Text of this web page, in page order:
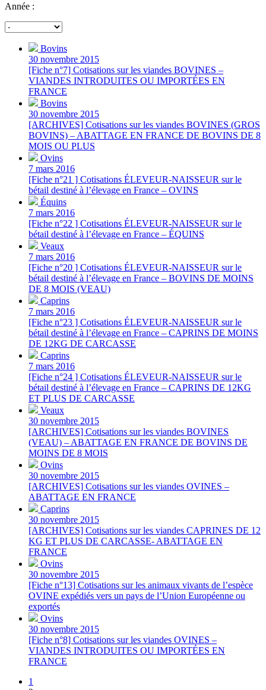
Année :
Bovins
30 novembre 2015
[Fiche n°7] Cotisations sur les viandes BOVINES –
VIANDES INTRODUITES OU IMPORTÉES EN
FRANCE
Bovins
30 novembre 2015
[ARCHIVES] Cotisations sur les viandes BOVINES (GROS
BOVINS) – ABATTAGE EN FRANCE DE BOVINS DE 8
MOIS OU PLUS
Ovins
7 mars 2016
[Fiche n°21 ] Cotisations ÉLEVEUR-NAISSEUR sur le
bétail destiné à l’élevage en France – OVINS
Équins
7 mars 2016
[Fiche n°22 ] Cotisations ÉLEVEUR-NAISSEUR sur le
bétail destiné à l’élevage en France – ÉQUINS
Veaux
7 mars 2016
[Fiche n°20 ] Cotisations ÉLEVEUR-NAISSEUR sur le
bétail destiné à l’élevage en France – BOVINS DE MOINS
DE 8 MOIS (VEAU)
Caprins
7 mars 2016
[Fiche n°23 ] Cotisations ÉLEVEUR-NAISSEUR sur le
bétail destiné à l’élevage en France – CAPRINS DE MOINS
DE 12KG DE CARCASSE
Caprins
7 mars 2016
[Fiche n°24 ] Cotisations ÉLEVEUR-NAISSEUR sur le
bétail destiné à l’élevage en France – CAPRINS DE 12KG
ET PLUS DE CARCASSE
Veaux
30 novembre 2015
[ARCHIVES] Cotisations sur les viandes BOVINES
(VEAU) – ABATTAGE EN FRANCE DE BOVINS DE
MOINS DE 8 MOIS
Ovins
30 novembre 2015
[ARCHIVES] Cotisations sur les viandes OVINES –
ABATTAGE EN FRANCE
Caprins
30 novembre 2015
[ARCHIVES] Cotisations sur les viandes CAPRINES DE 12
KG ET PLUS DE CARCASSE- ABATTAGE EN
FRANCE
Ovins
30 novembre 2015
[Fiche n°13] Cotisations sur les animaux vivants de l’espèce
OVINE expédiés vers un pays de l’Union Européenne ou
exportés
Ovins
30 novembre 2015
[Fiche n°8] Cotisations sur les viandes OVINES –
VIANDES INTRODUITES OU IMPORTÉES EN
FRANCE
1